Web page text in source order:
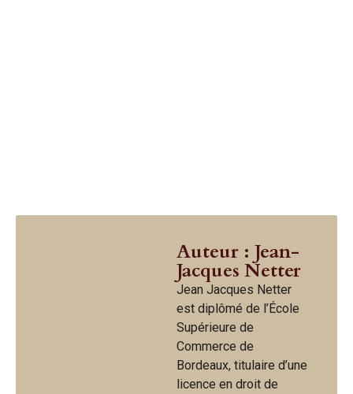
Auteur : Jean-
Jacques Netter
Jean Jacques Netter
est diplômé de l’École
Supérieure de
Commerce de
Bordeaux, titulaire d’une
licence en droit de